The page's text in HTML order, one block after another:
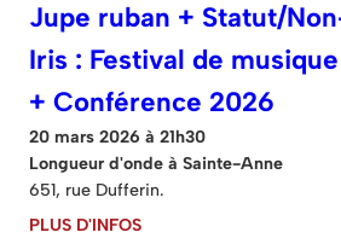
Jupe ruban + Statut/
Iris : Festival de
+ Conférence 2026
20 mars 2026 à 21h30
Longueur d'onde à Sainte-Anne
651, rue Dufferin.
PLUS D'INFOS